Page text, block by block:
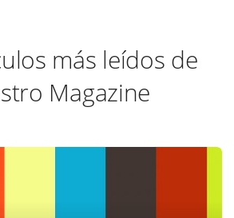
Magazine